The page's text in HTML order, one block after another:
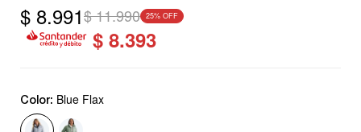
$ 8.991$11.990 25
$ 8.393
Color: Blue Flax